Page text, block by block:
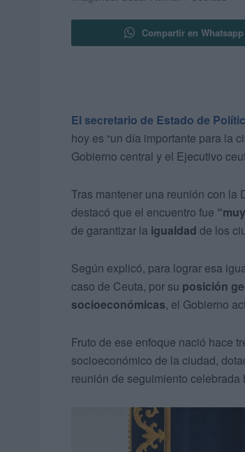
Compartir en Whatsapp
El secretario de Estado de
hoy es “un día importante para la
Gobierno central y el Ejecutivo
Tras mantener una reunión con la
destacó que el encuentro fue
de garantizar la igualdad de los
Según explicó, para lograr esa
caso de Ceuta, por su posición
socioeconómicas, el Gobierno
Fruto de ese enfoque nació hace
socioeconómico de la ciudad,
reunión de seguimiento celebrada